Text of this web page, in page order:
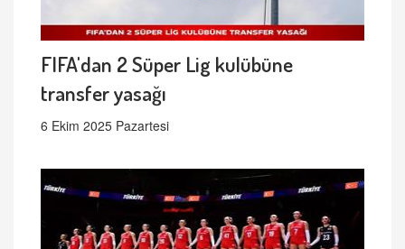
FIFA'dan 2 Süper Lig kulübüne
transfer yasağı
6 Ekim 2025 Pazartesi